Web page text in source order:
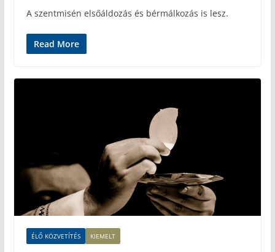
A szentmisén elsőáldozás és bérmálkozás is lesz.
Read More
ÉLŐ KÖZVETÍTÉS KIEMELT